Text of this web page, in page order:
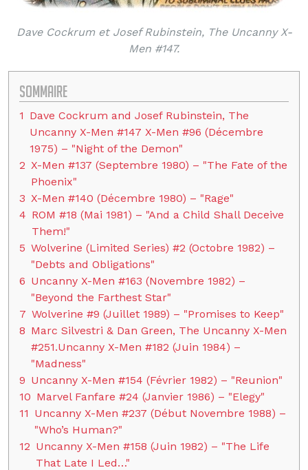
Dave Cockrum et Josef Rubinstein, The Uncanny X-
Men #147.
Sommaire
1 Dave Cockrum and Josef Rubinstein, The
Uncanny X-Men #147 X-Men #96 (Décembre
1975) – "Night of the Demon"
2 X-Men #137 (Septembre 1980) – "The Fate of the
Phoenix"
3 X-Men #140 (Décembre 1980) – "Rage"
4 ROM #18 (Mai 1981) – "And a Child Shall Deceive
Them!"
5 Wolverine (Limited Series) #2 (Octobre 1982) –
"Debts and Obligations"
6 Uncanny X-Men #163 (Novembre 1982) –
"Beyond the Farthest Star"
7 Wolverine #9 (Juillet 1989) – "Promises to Keep"
8 Marc Silvestri & Dan Green, The Uncanny X-Men
#251.Uncanny X-Men #182 (Juin 1984) –
"Madness"
9 Uncanny X-Men #154 (Février 1982) – "Reunion"
10 Marvel Fanfare #24 (Janvier 1986) – "Elegy"
11 Uncanny X-Men #237 (Début Novembre 1988) –
"Who’s Human?"
12 Uncanny X-Men #158 (Juin 1982) – "The Life
That Late I Led…"